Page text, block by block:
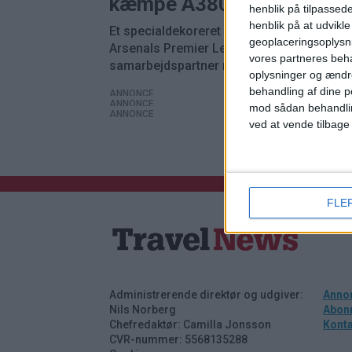
henblik på
henblik på at
vores partneres
oplysninger og
behandling af dine
mod sådan
ved at vende
Et specialdekoreret A380-fly markerer
Arsenals Premier League-titel og 20 år
samarbejdspartner med Emirates.
ANNONCE
ANNONCE
ANNONCE
Administrerende direktør og udgiver:
Nils Norberg
Chefredaktør: Camilla Jonsson
CVR-nummer: 5568135288